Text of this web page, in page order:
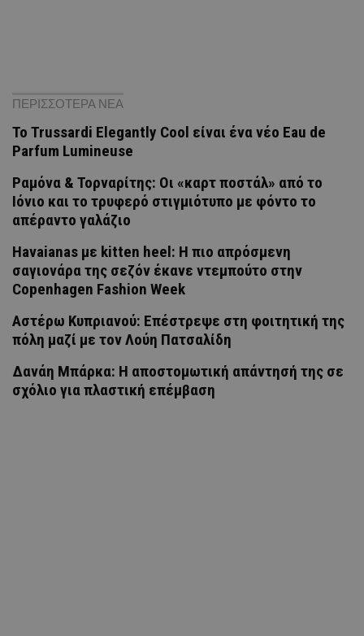
ΠΕΡΙΣΣΟΤΕΡΑ ΝΕΑ
Το Trussardi Elegantly Cool είναι ένα νέο Eau de
Parfum Lumineuse
Ραμόνα & Τορναρίτης: Οι «καρτ ποστάλ» από το
Ιόνιο και το τρυφερό στιγμιότυπο με φόντο το
απέραντο γαλάζιο
Havaianas με kitten heel: Η πιο απρόσμενη
σαγιονάρα της σεζόν έκανε ντεμπούτο στην
Copenhagen Fashion Week
Αστέρω Κυπριανού: Επέστρεψε στη φοιτητική της
πόλη μαζί με τον Λούη Πατσαλίδη
Δανάη Μπάρκα: Η αποστομωτική απάντησή της σε
σχόλιο για πλαστική επέμβαση